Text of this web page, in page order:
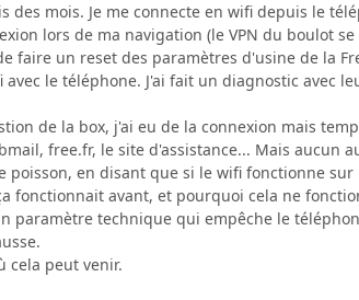
des mois. Je me connecte en wifi depuis le
lors de ma navigation (le VPN du boulot
faire un reset des paramètres d'usine de la
le téléphone. J'ai fait un diagnostic avec
de la box, j'ai eu de la connexion mais
free.fr, le site d'assistance... Mais aucun
poisson, en disant que si le wifi fonctionne
fonctionnait avant, et pourquoi cela ne
paramètre technique qui empêche le
cela peut venir.